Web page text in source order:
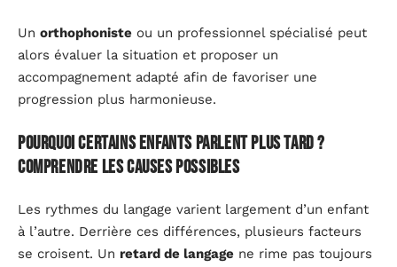
Un orthophoniste ou un professionnel spécialisé peut
alors évaluer la situation et proposer un
accompagnement adapté afin de favoriser une
progression plus harmonieuse.
Pourquoi certains enfants parlent plus tard ?
Comprendre les causes possibles
Les rythmes du langage varient largement d’un enfant
à l’autre. Derrière ces différences, plusieurs facteurs
se croisent. Un retard de langage ne rime pas toujours